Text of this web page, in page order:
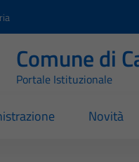
Comune di
Portale Istituzionale
Novità